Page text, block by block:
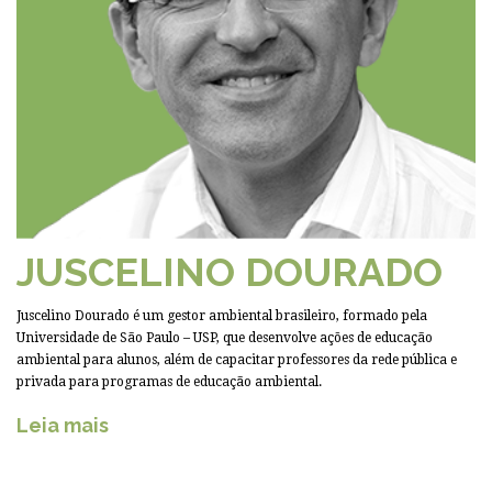
JUSCELINO DOURADO
Juscelino Dourado é um gestor ambiental brasileiro, formado pela
Universidade de São Paulo – USP, que desenvolve ações de educação
ambiental para alunos, além de capacitar professores da rede pública e
privada para programas de educação ambiental.
Leia mais